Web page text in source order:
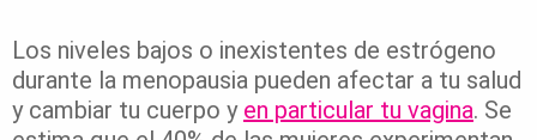
Los niveles bajos o inexistentes de estrógeno
durante la menopausia pueden afectar a tu salud
y cambiar tu cuerpo y en particular tu vagina. Se